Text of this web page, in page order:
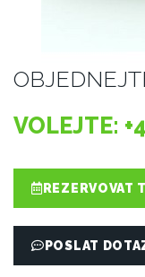
VOLEJTE:
REZERVOVAT
POSLAT